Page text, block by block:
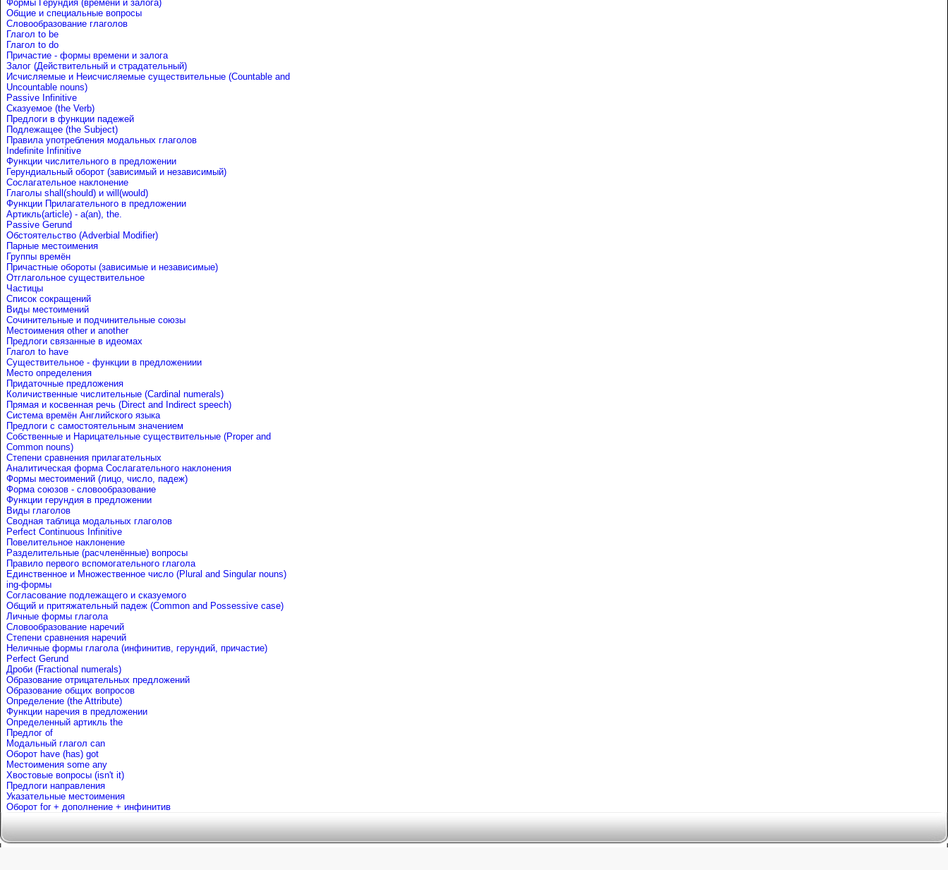
Формы Герундия (времени и залога)
Общие и специальные вопросы
Словообразование глаголов
Глагол to be
Глагол to do
Причастие - формы времени и залога
Залог (Действительный и страдательный)
Исчисляемые и Неисчисляемые существительные (Countable and
Uncountable nouns)
Passive Infinitive
Сказуемое (the Verb)
Предлоги в функции падежей
Подлежащее (the Subject)
Правила употребления модальных глаголов
Indefinite Infinitive
Функции числительного в предложении
Герундиальный оборот (зависимый и независимый)
Сослагательное наклонение
Глаголы shall(should) и will(would)
Функции Прилагательного в предложении
Артикль(article) - a(an), the.
Passive Gerund
Обстоятельство (Adverbial Modifier)
Парные местоимения
Группы времён
Причастные обороты (зависимые и независимые)
Отглагольное существительное
Частицы
Список сокращений
Виды местоимений
Сочинительные и подчинительные союзы
Местоимения other и another
Предлоги связанные в идеомах
Глагол to have
Существительное - функции в предложениии
Место определения
Придаточные предложения
Количиственные числительные (Cardinal numerals)
Прямая и косвенная речь (Direct and Indirect speech)
Система времён Английского языка
Предлоги с самостоятельным значением
Собственные и Нарицательные cуществительные (Proper and
Common nouns)
Степени сравнения прилагательных
Аналитическая форма Сослагательного наклонения
Формы местоимений (лицо, число, падеж)
Форма союзов - словообразование
Функции герундия в предложении
Виды глаголов
Сводная таблица модальных глаголов
Perfect Continuous Infinitive
Повелительное наклонение
Разделительные (расчленённые) вопросы
Правило первого вспомогательного глагола
Единственное и Множественное число (Plural and Singular nouns)
ing-формы
Согласование подлежащего и сказуемого
Общий и притяжательный падеж (Common and Possessive case)
Личные формы глагола
Словообразование наречий
Степени сравнения наречий
Неличные формы глагола (инфинитив, герундий, причастие)
Perfect Gerund
Дроби (Fractional numerals)
Образование отрицательных предложений
Образование общих вопросов
Определение (the Attribute)
Функции наречия в предложении
Определенный артикль the
Предлог of
Mодальный глагол can
Оборот have (has) got
Местоимения some any
Хвостовые вопросы (isn't it)
Предлоги направления
Указательные местоимения
Оборот for + дополнение + инфинитив